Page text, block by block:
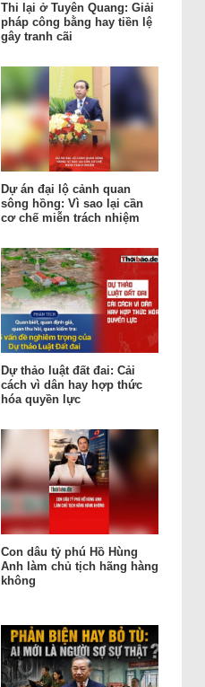
Thi lại ở Tuyên Quang: Giải
pháp công bằng hay tiền lệ
gây tranh cãi
Dự án đại lộ cảnh quan
sông hồng: Vì sao lại cần
cơ chế miễn trách nhiệm
Dự thảo luật đất đai: Cải
cách vì dân hay hợp thức
hóa quyền lực
Con dâu tỷ phú Hồ Hùng
Anh làm chủ tịch hãng hàng
không